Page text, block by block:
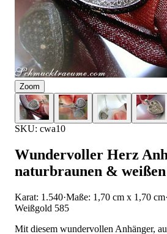
Zoom
SKU: cwa10
Wundervoller Herz
naturbraunen &
Karat: 1.540·Maße: 1,70 cm x 1,70 cm·
Weißgold 585
Mit diesem wundervollen Anhänger,